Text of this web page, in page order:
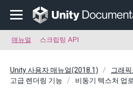
매뉴얼 스크립팅 API
Unity 사용자 매뉴얼(2018.1) 그래
고급 렌더링 기능
비동기 텍스처 업